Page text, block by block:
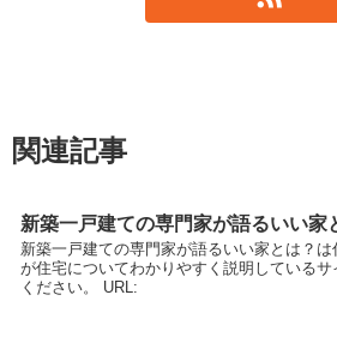
関連記事
新築一戸建ての専門家が語るいい家
新築一戸建ての専門家が語るいい家とは？
が住宅についてわかりやすく説明している
ください。 URL: